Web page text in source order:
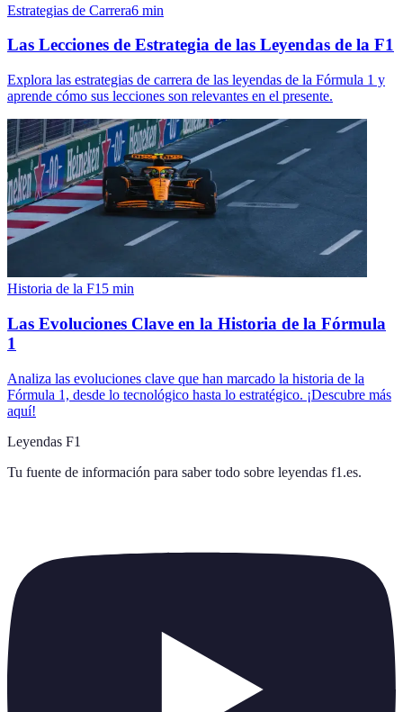
Estrategias de Carrera6 min
Las Lecciones de Estrategia de las Leyendas de la F1
Explora las estrategias de carrera de las leyendas de la Fórmula 1 y
aprende cómo sus lecciones son relevantes en el presente.
Historia de la F1 5 min
Las Evoluciones Clave en la Historia de la Fórmula
1
Analiza las evoluciones clave que han marcado la historia de la
Fórmula 1, desde lo tecnológico hasta lo estratégico. ¡Descubre más
aquí!
Leyendas F1
Tu fuente de información para saber todo sobre leyendas f1.es.